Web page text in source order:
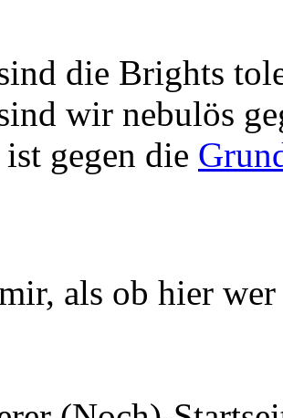
die Brights
wir nebulös
ist gegen die
als ob hier